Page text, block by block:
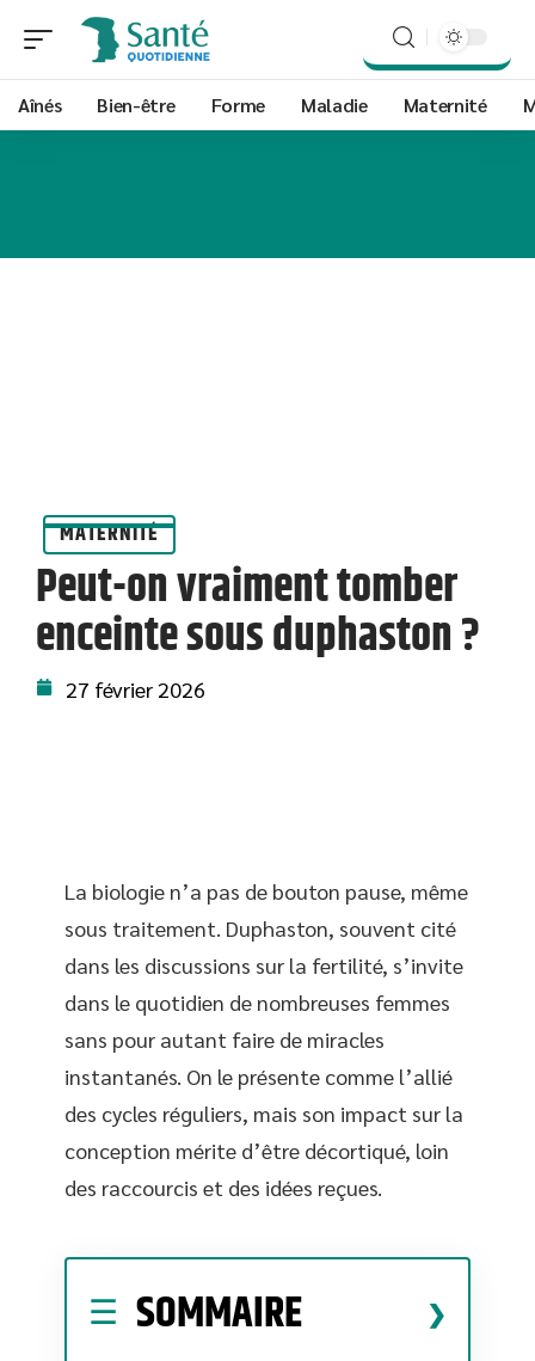
Aînés Bien-être Forme Maladie Maternité
MATERNITÉ
Peut-on vraiment tomber
enceinte sous duphaston ?
27 février 2026
La biologie n’a pas de bouton pause, même
sous traitement. Duphaston, souvent cité
dans les discussions sur la fertilité, s’invite
dans le quotidien de nombreuses femmes
sans pour autant faire de miracles
instantanés. On le présente comme l’allié
des cycles réguliers, mais son impact sur la
conception mérite d’être décortiqué, loin
des raccourcis et des idées reçues.
SOMMAIRE